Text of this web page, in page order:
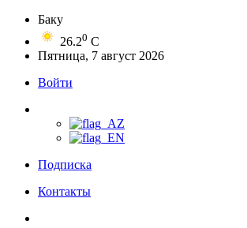
Баку
26.20 C
Пятница, 7 август 2026
Войти
Подписка
Контакты